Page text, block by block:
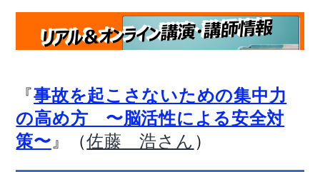
『事故を起こさないための集中力
の高め方 〜脳活性による安全対
策〜 』（佐藤 浩さん ）